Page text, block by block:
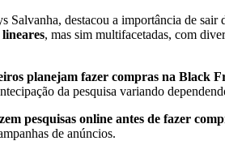
destacou a importância de sair
, mas sim multifacetadas, com
planejam fazer compras na Black
da pesquisa variando
pesquisas online antes de fazer
de anúncios.